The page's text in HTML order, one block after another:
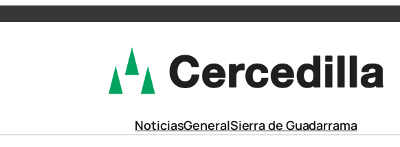
NoticiasGeneralSierra de Guadarrama